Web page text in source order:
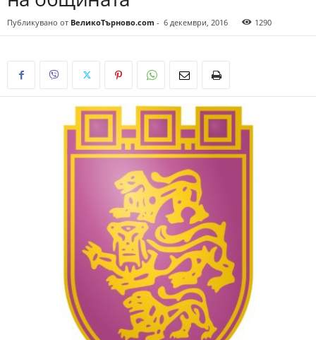
Публикувано от ВеликоТърново.com - 6 декември, 2016 1290